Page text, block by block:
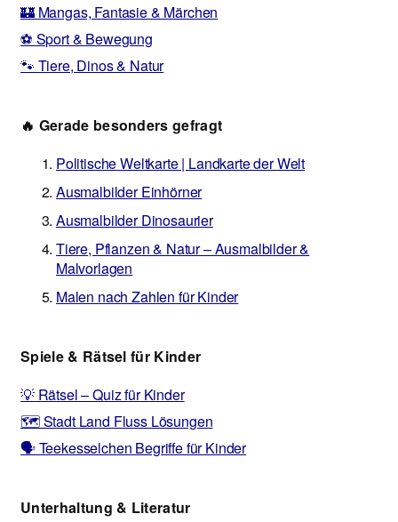
🏰 Mangas, Fantasie & Märchen
⚽ Sport & Bewegung
🐾 Tiere, Dinos & Natur
🔥 Gerade besonders gefragt
Politische Weltkarte | Landkarte der Welt
Ausmalbilder Einhörner
Ausmalbilder Dinosaurier
Tiere, Pflanzen & Natur – Ausmalbilder &
Malvorlagen
Malen nach Zahlen für Kinder
Spiele & Rätsel für Kinder
💡 Rätsel – Quiz für Kinder
🗺️ Stadt Land Fluss Lösungen
🗣️ Teekesselchen Begriffe für Kinder
Unterhaltung & Literatur